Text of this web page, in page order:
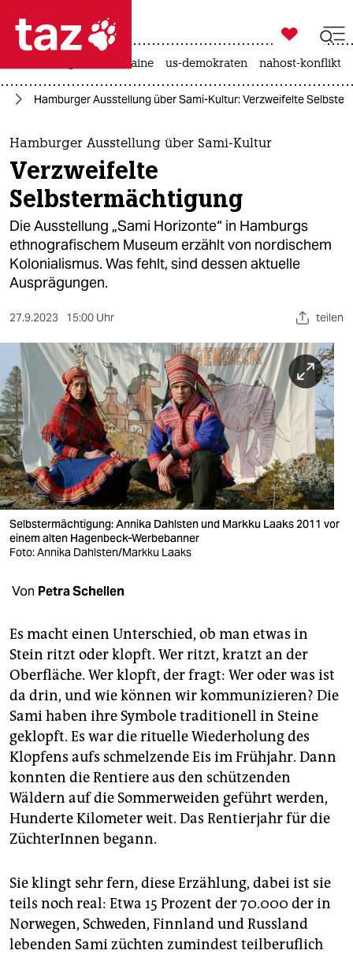
 taz zahl ich
taz zahl ich
themen
politik
öko
gesellschaft
kultur
sport
berlin
nord
wahrheit
verlag
verlag
veranstaltungen
shop
fragen & hilfe
abo
genossenschaft
epaper login

taz zahl ich
krieg in der ukraine us-demokraten nahost-konflikt
Hamburger Ausstellung über Sami-Kultur: Verzweifelte
Hamburger Ausstellung über Sami-Kultur
Verzweifelte
Selbstermächtigung
Die Ausstellung „Sami Horizonte“ in Hamburgs
ethnografischem Museum erzählt von nordischem
Kolonialismus. Was fehlt, sind dessen aktuelle
Ausprägungen.
27.9.2023 15:00 Uhr teilen
Selbstermächtigung: Annika Dahlsten und Markku Laaks 2011 vor
einem alten Hagenbeck-Werbebanner
Foto: Annika Dahlsten/Markku Laaks
Von Petra Schellen
Es macht einen Unterschied, ob man etwas in
Stein ritzt oder klopft. Wer ritzt, kratzt an der
Oberfläche. Wer klopft, der fragt: Wer oder was ist
da drin, und wie können wir kommunizieren? Die
Sami haben ihre Symbole traditionell in Steine
geklopft. Es war die rituelle Wiederholung des
Klopfens aufs schmelzende Eis im Frühjahr. Dann
konnten die Rentiere aus den schützenden
Wäldern auf die Sommerweiden geführt werden,
Hunderte Kilometer weit. Das Rentierjahr für die
ZüchterInnen begann.
Sie klingt sehr fern, diese Erzählung, dabei ist sie
teils noch real: Etwa 15 Prozent der 70.000 der in
Norwegen, Schweden, Finnland und Russland
lebenden Sami züchten zumindest teilberuflich